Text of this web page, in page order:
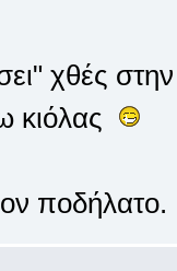
χθές
κιόλας